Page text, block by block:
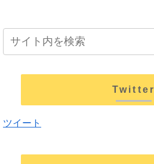
Twitter
ツイート